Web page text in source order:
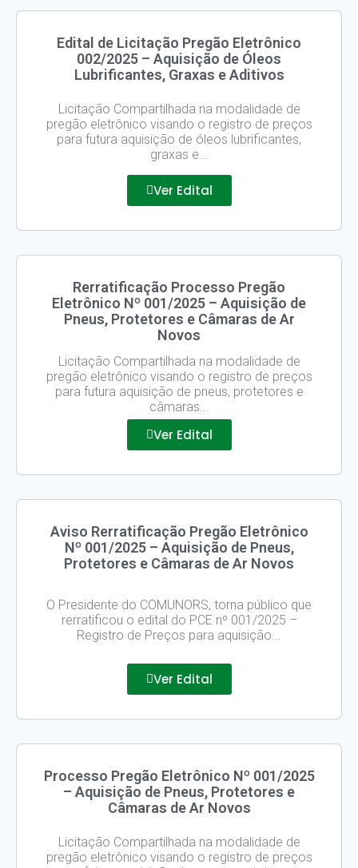
Edital de Licitação Pregão Eletrônico
002/2025 – Aquisição de Óleos
Lubrificantes, Graxas e Aditivos
Licitação Compartilhada na modalidade de
pregão eletrônico visando o registro de preços
para futura aquisição de óleos lubrificantes,
graxas e...
Ver Edital
Rerratificação Processo Pregão
Eletrônico Nº 001/2025 – Aquisição de
Pneus, Protetores e Câmaras de Ar
Novos
Licitação Compartilhada na modalidade de
pregão eletrônico visando o registro de preços
para futura aquisição de pneus, protetores e
câmaras...
Ver Edital
Aviso Rerratificação Pregão Eletrônico
Nº 001/2025 – Aquisição de Pneus,
Protetores e Câmaras de Ar Novos
O Presidente do COMUNORS, torna público que
rerratificou o edital do PCE nº 001/2025 –
Registro de Preços para aquisição...
Ver Edital
Processo Pregão Eletrônico Nº 001/2025
– Aquisição de Pneus, Protetores e
Câmaras de Ar Novos
Licitação Compartilhada na modalidade de
pregão eletrônico visando o registro de preços